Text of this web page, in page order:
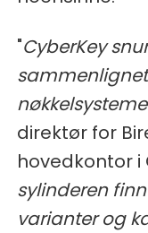
"CyberKey
direktør for
hovedkontor i
sylinderen
varianter og